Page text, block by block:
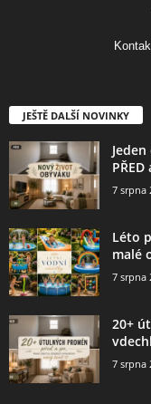
JEŠTĚ DALŠÍ NOVINKY
PŘED
7 srpna
Léto
malé
7 srpna
20+
7 srpna